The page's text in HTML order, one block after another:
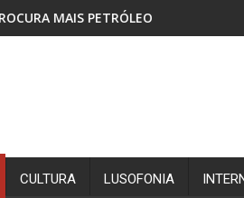
BANHA DA
CULTURA LUSOFONIA